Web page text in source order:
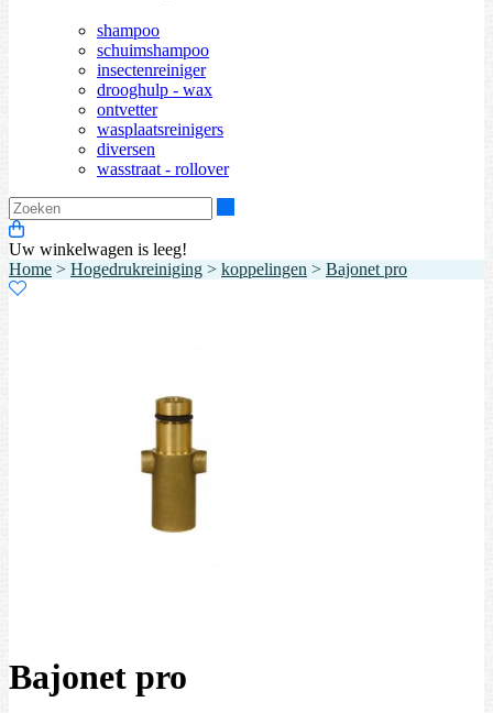
shampoo
schuimshampoo
insectenreiniger
drooghulp - wax
ontvetter
wasplaatsreinigers
diversen
wasstraat - rollover
Uw winkelwagen is leeg!
Home > Hogedrukreiniging > koppelingen > Bajonet pro
Bajonet pro